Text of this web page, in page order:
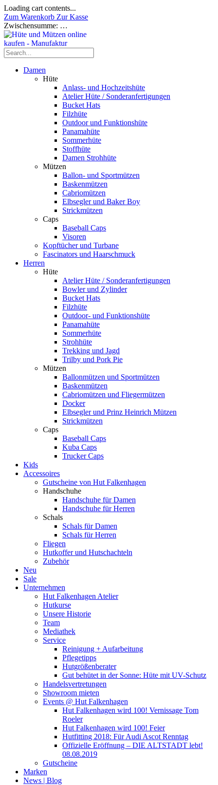
Loading cart contents...
Zum Warenkorb Zur Kasse
Zwischensumme: …
Damen
Hüte
Anlass- und Hochzeitshüte
Atelier Hüte / Sonderanfertigungen
Bucket Hats
Filzhüte
Outdoor und Funktionshüte
Panamahüte
Sommerhüte
Stoffhüte
Damen Strohhüte
Mützen
Ballon- und Sportmützen
Baskenmützen
Cabriomützen
Elbsegler und Baker Boy
Strickmützen
Caps
Baseball Caps
Visoren
Kopftücher und Turbane
Fascinators und Haarschmuck
Herren
Hüte
Atelier Hüte / Sonderanfertigungen
Bowler und Zylinder
Bucket Hats
Filzhüte
Outdoor- und Funktionshüte
Panamahüte
Sommerhüte
Strohhüte
Trekking und Jagd
Trilby und Pork Pie
Mützen
Ballonmützen und Sportmützen
Baskenmützen
Cabriomützen und Fliegermützen
Docker
Elbsegler und Prinz Heinrich Mützen
Strickmützen
Caps
Baseball Caps
Kuba Caps
Trucker Caps
Kids
Accessoires
Gutscheine von Hut Falkenhagen
Handschuhe
Handschuhe für Damen
Handschuhe für Herren
Schals
Schals für Damen
Schals für Herren
Fliegen
Hutkoffer und Hutschachteln
Zubehör
Neu
Sale
Unternehmen
Hut Falkenhagen Atelier
Hutkurse
Unsere Historie
Team
Mediathek
Service
Reinigung + Aufarbeitung
Pflegetipps
Hutgrößenberater
Gut behütet in der Sonne: Hüte mit UV-Schutz
Handelsvertretungen
Showroom mieten
Events @ Hut Falkenhagen
Hut Falkenhagen wird 100! Vernissage Tom
Roeler
Hut Falkenhagen wird 100! Feier
Hutfitting 2018: Für Audi Ascot Renntag
Offizielle Eröffnung – DIE ALTSTADT lebt!
08.08.2019
Gutscheine
Marken
News | Blog